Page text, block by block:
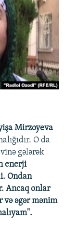
Mirzoyeva
O da
gələrək
enerji
Ondan
Ancaq onlar
və əgər mənim